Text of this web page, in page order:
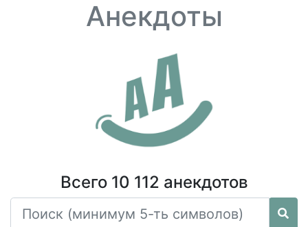
Анекдоты
Всего 10 112 анекдотов